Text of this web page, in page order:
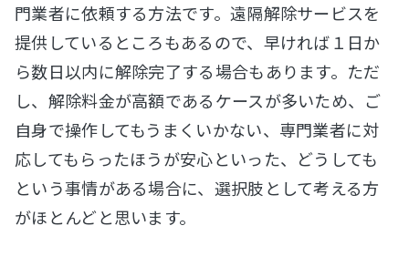
門業者に依頼する方法です。遠隔解除サービスを
提供しているところもあるので、早ければ１日か
ら数日以内に解除完了する場合もあります。ただ
し、解除料金が高額であるケースが多いため、ご
自身で操作してもうまくいかない、専門業者に対
応してもらったほうが安心といった、どうしても
という事情がある場合に、選択肢として考える方
がほとんどと思います。